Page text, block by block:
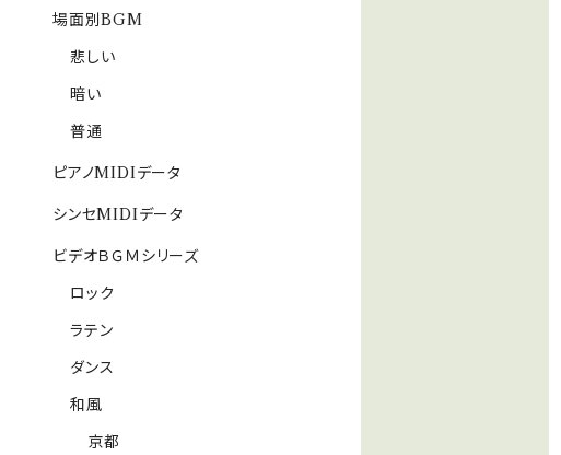
場面別BGM
悲しい
暗い
普通
ピアノMIDIデータ
シンセMIDIデータ
ビデオＢＧＭシリーズ
ロック
ラテン
ダンス
和風
京都